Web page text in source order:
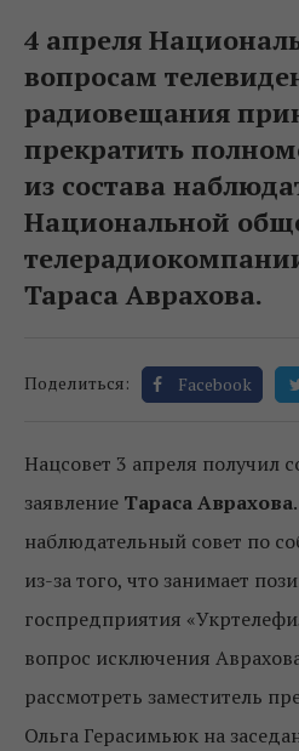
4 апреля
вопросам
радиовещания
прекратить
из состава
Национальной
Тараса Аврахова.
Поделиться: Facebook
Нацсовет 3 апреля получил
заявление Тараса Аврахова
наблюдательный совет по
из-за того, что занимает
госпредприятия
вопрос исключения
рассмотреть заместитель
Ольга Герасимьюк на